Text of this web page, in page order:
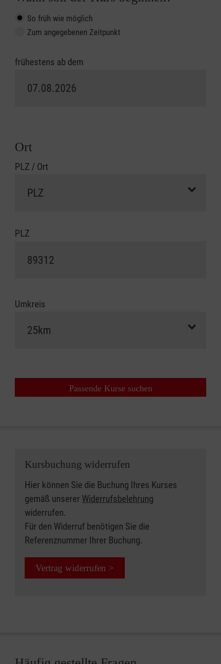
So früh wie möglich
Zum angegebenen Zeitpunkt
frühestens ab dem
Ort
PLZ / Ort
PLZ
Umkreis
Passende Kurse suchen
Kursbuchung widerrufen
Hier können Sie die Buchung Ihres Kurses
gemäß unserer Widerrufsbelehrung
widerrufen.
Für den Widerruf benötigen Sie die
Referenznummer Ihrer Buchung.
Vertrag widerrufen >